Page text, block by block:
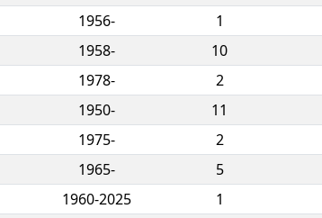
1956-
1
1958-
10
1978-
2
1950-
11
1975-
2
1965-
5
1960-2025
1